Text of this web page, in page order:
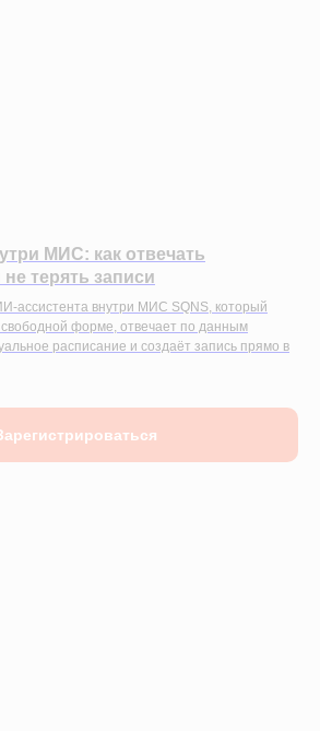
МИС: как отвечать
терять записи
ассистента внутри МИС SQNS, который
форме, отвечает по данным
расписание и создаёт запись прямо в